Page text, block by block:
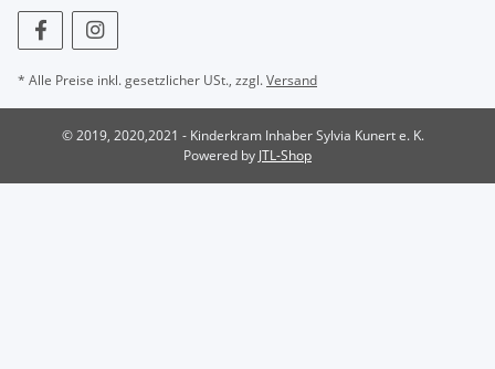
* Alle Preise inkl. gesetzlicher USt., zzgl.Versand
© 2019, 2020,2021 - Kinderkram Inhaber Sylvia Kunert e. K.
Powered by JTL-Shop